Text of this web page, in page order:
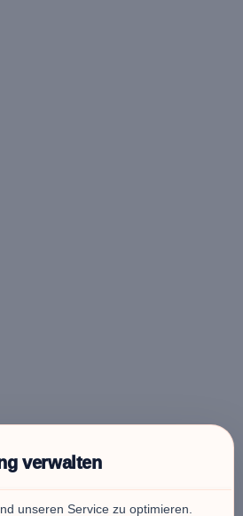
verwalten
unseren Service zu optimieren.